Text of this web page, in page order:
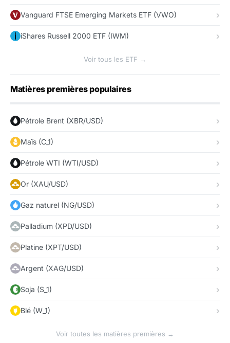
Vanguard FTSE Emerging Markets ETF (VWO)
iShares Russell 2000 ETF (IWM)
Voir tous les ETF →
Matières premières populaires
Pétrole Brent (XBR/USD)
Maïs (C_1)
Pétrole WTI (WTI/USD)
Or (XAU/USD)
Gaz naturel (NG/USD)
Palladium (XPD/USD)
Platine (XPT/USD)
Argent (XAG/USD)
Soja (S_1)
Blé (W_1)
Voir toutes les matières premières →